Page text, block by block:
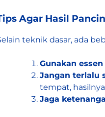
Agar Hasil
teknik dasar, ada
Gunakan
Jangan terlalu
tempat,
Jaga